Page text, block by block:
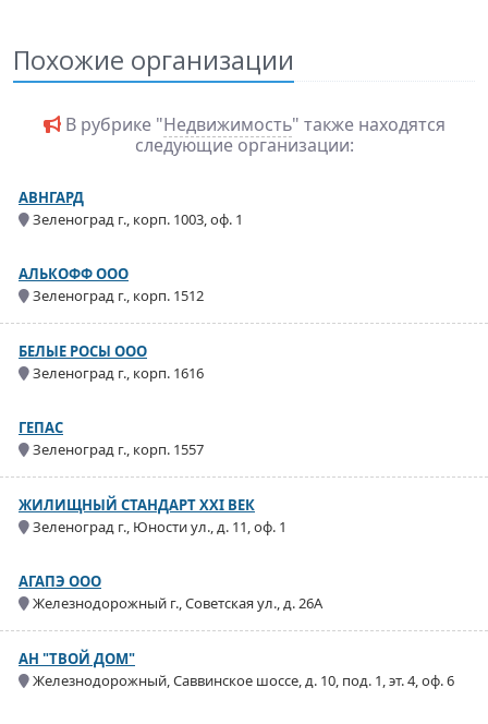
Похожие организации
В рубрике "Недвижимость" также находятся
следующие организации:
АВНГАРД
Зеленоград г., корп. 1003, оф. 1
АЛЬКОФФ ООО
Зеленоград г., корп. 1512
БЕЛЫЕ РОСЫ ООО
Зеленоград г., корп. 1616
ГЕПАС
Зеленоград г., корп. 1557
ЖИЛИЩНЫЙ СТАНДАРТ XXI ВЕК
Зеленоград г., Юности ул., д. 11, оф. 1
АГАПЭ ООО
Железнодорожный г., Советская ул., д. 26А
АН "ТВОЙ ДОМ"
Железнодорожный, Саввинское шоссе, д. 10, под. 1, эт. 4, оф. 6